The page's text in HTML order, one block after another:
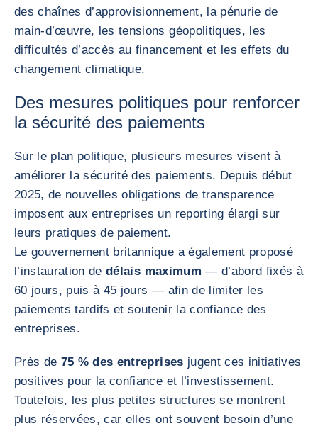
des chaînes d’approvisionnement, la pénurie de
main-d’œuvre, les tensions géopolitiques, les
difficultés d’accès au financement et les effets du
changement climatique.
Des mesures politiques pour renforcer
la sécurité des paiements
Sur le plan politique, plusieurs mesures visent à
améliorer la sécurité des paiements. Depuis début
2025, de nouvelles obligations de transparence
imposent aux entreprises un reporting élargi sur
leurs pratiques de paiement.
Le gouvernement britannique a également proposé
l’instauration dedélais maximum — d’abord fixés à
60 jours, puis à 45 jours — afin de limiter les
paiements tardifs et soutenir la confiance des
entreprises.
Près de 75 % des entreprises jugent ces initiatives
positives pour la confiance et l’investissement.
Toutefois, les plus petites structures se montrent
plus réservées, car elles ont souvent besoin d’une